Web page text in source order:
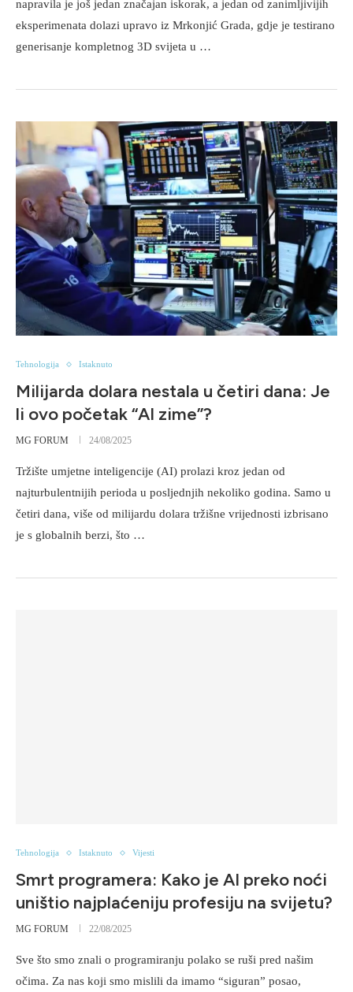
napravila je još jedan značajan iskorak, a jedan od zanimljivijih
eksperimenata dolazi upravo iz Mrkonjić Grada, gdje je testirano
generisanje kompletnog 3D svijeta u …
Tehnologija Istaknuto
Milijarda dolara nestala u četiri dana: Je
li ovo početak “AI zime”?
MG FORUM 24/08/2025
Tržište umjetne inteligencije (AI) prolazi kroz jedan od
najturbulentnijih perioda u posljednjih nekoliko godina. Samo u
četiri dana, više od milijardu dolara tržišne vrijednosti izbrisano
je s globalnih berzi, što …
Tehnologija Istaknuto Vijesti
Smrt programera: Kako je AI preko noći
uništio najplaćeniju profesiju na svijetu?
MG FORUM 22/08/2025
Sve što smo znali o programiranju polako se ruši pred našim
očima. Za nas koji smo mislili da imamo “siguran” posao,